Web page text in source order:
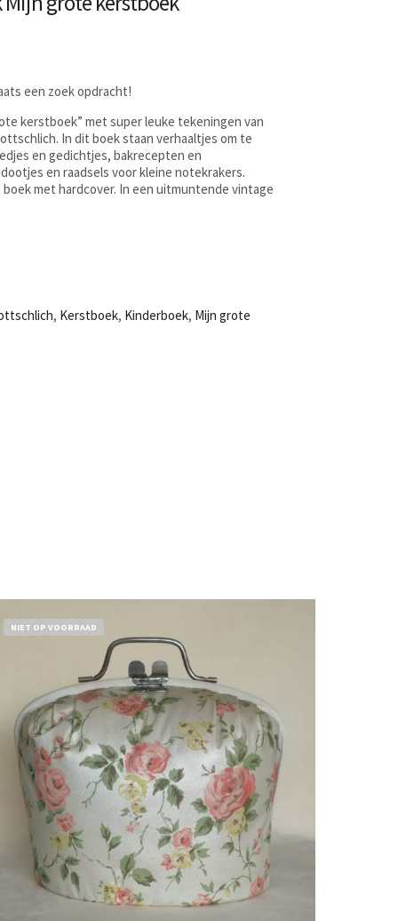
een zoek opdracht!
kerstboek” met super leuke tekeningen van
In dit boek staan verhaaltjes om te
en gedichtjes, bakrecepten en
en raadsels voor kleine notekrakers.
met hardcover. In een uitmuntende vintage
, Kerstboek, Kinderboek, Mijn grote
NIET OP VOORRAAD